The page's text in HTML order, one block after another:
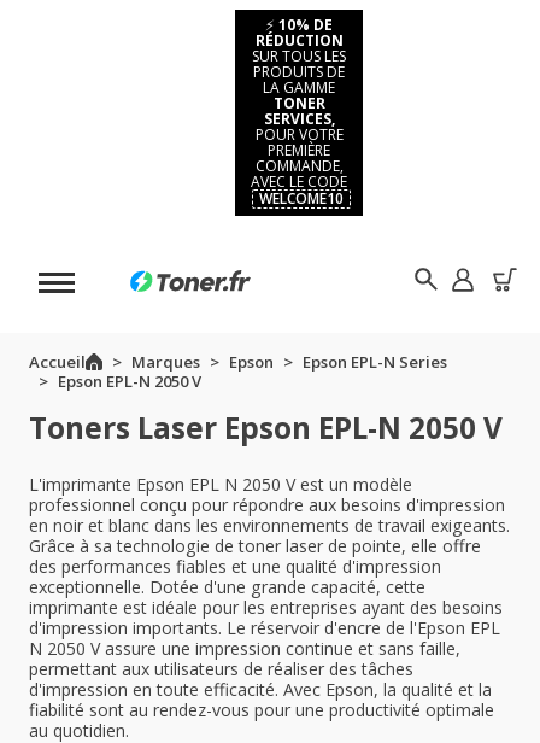
⚡ 10% DE
RÉDUCTION
SUR TOUS LES
PRODUITS DE
LA GAMME
TONER
SERVICES,
POUR VOTRE
PREMIÈRE
COMMANDE,
AVEC LE CODE
WELCOME10
Accueil Marques Epson
Epson EPL-N Series
Epson EPL-N 2050 V
Toners Laser Epson EPL-N 2050 V
L'imprimante Epson EPL N 2050 V est un modèle
professionnel conçu pour répondre aux besoins d'impression
en noir et blanc dans les environnements de travail exigeants.
Grâce à sa technologie de toner laser de pointe, elle offre
des performances fiables et une qualité d'impression
exceptionnelle. Dotée d'une grande capacité, cette
imprimante est idéale pour les entreprises ayant des besoins
d'impression importants. Le réservoir d'encre de l'Epson EPL
N 2050 V assure une impression continue et sans faille,
permettant aux utilisateurs de réaliser des tâches
d'impression en toute efficacité. Avec Epson, la qualité et la
fiabilité sont au rendez-vous pour une productivité optimale
au quotidien.